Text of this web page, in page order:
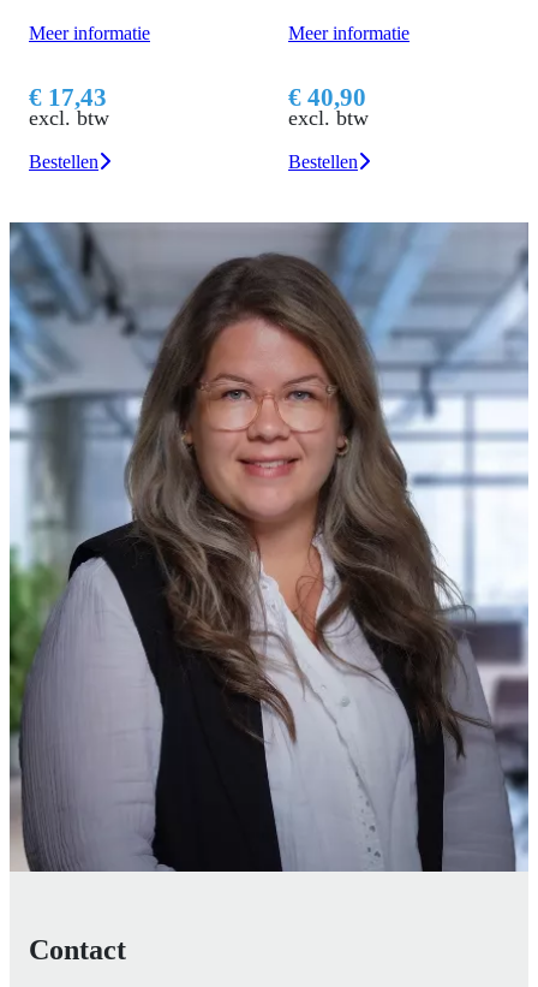
Meer informatie
€ 17,43
excl. btw
Bestellen
Meer informatie
€ 40,90
excl. btw
Bestellen
Contact